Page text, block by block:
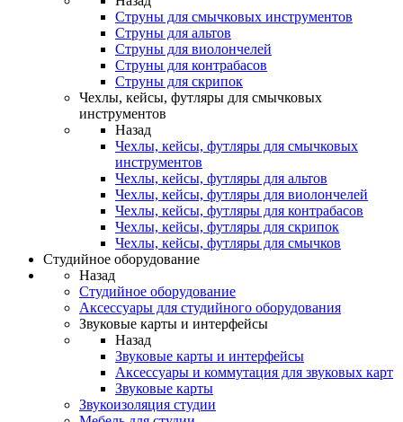
Струны для смычковых инструментов
Струны для альтов
Струны для виолончелей
Струны для контрабасов
Струны для скрипок
Чехлы, кейсы, футляры для смычковых
инструментов
Назад
Чехлы, кейсы, футляры для смычковых
инструментов
Чехлы, кейсы, футляры для альтов
Чехлы, кейсы, футляры для виолончелей
Чехлы, кейсы, футляры для контрабасов
Чехлы, кейсы, футляры для скрипок
Чехлы, кейсы, футляры для смычков
Студийное оборудование
Назад
Студийное оборудование
Аксессуары для студийного оборудования
Звуковые карты и интерфейсы
Назад
Звуковые карты и интерфейсы
Аксессуары и коммутация для звуковых карт
Звуковые карты
Звукоизоляция студии